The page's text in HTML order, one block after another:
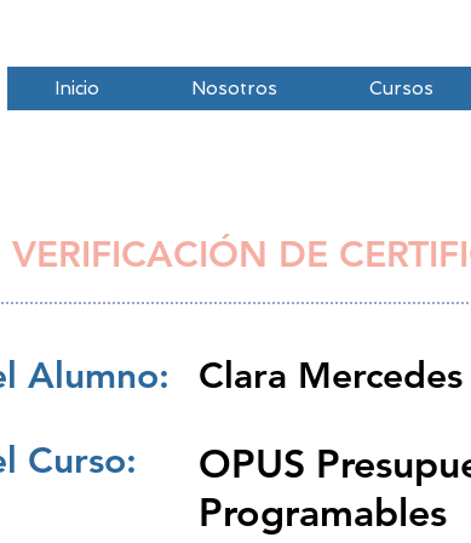
Inicio Nosotros Cursos
DE
Alumno:
Clara
Curso:
OPUS
Programables